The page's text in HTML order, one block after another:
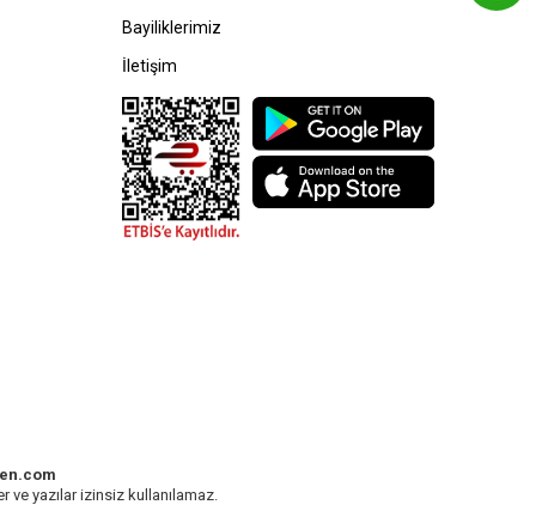
Bayiliklerimiz
İletişim
ve yazılar izinsiz kullanılamaz.